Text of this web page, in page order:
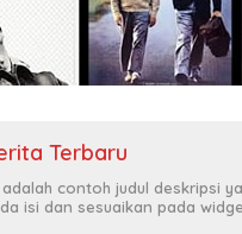
Terbaru
adalah contoh judul deskripsi
isi dan sesuaikan pada